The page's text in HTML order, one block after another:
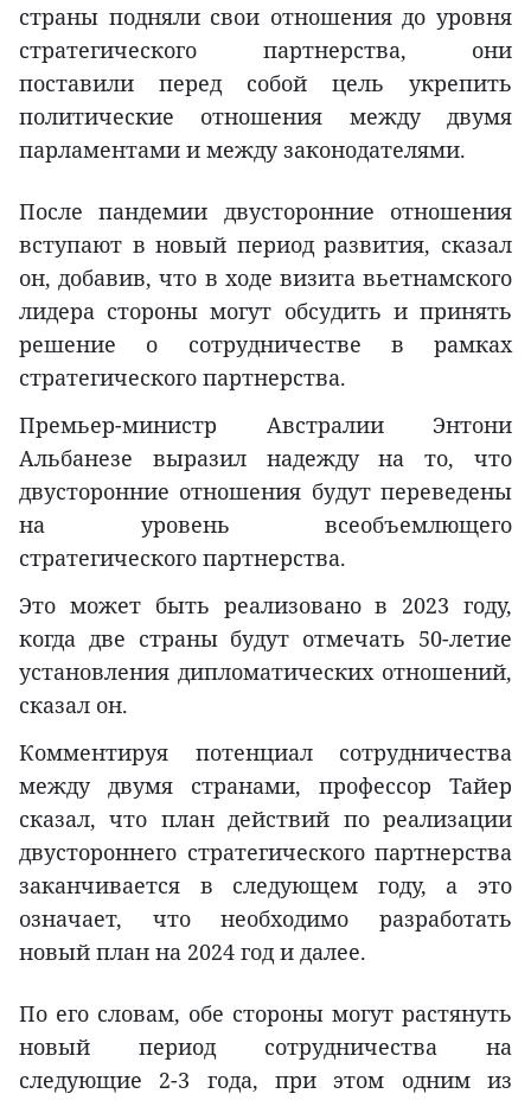
страны подняли свои отношения до уровня
стратегического партнерства, они
поставили перед собой цель укрепить
политические отношения между двумя
парламентами и между законодателями.
После пандемии двусторонние отношения
вступают в новый период развития, сказал
он, добавив, что в ходе визита вьетнамского
лидера стороны могут обсудить и принять
решение о сотрудничестве в рамках
стратегического партнерства.
Премьер-министр Австралии Энтони
Альбанезе выразил надежду на то, что
двусторонние отношения будут переведены
на уровень всеобъемлющего
стратегического партнерства.
Это может быть реализовано в 2023 году,
когда две страны будут отмечать 50-летие
установления дипломатических отношений,
сказал он.
Комментируя потенциал сотрудничества
между двумя странами, профессор Тайер
сказал, что план действий по реализации
двустороннего стратегического партнерства
заканчивается в следующем году, а это
означает, что необходимо разработать
новый план на 2024 год и далее.
По его словам, обе стороны могут растянуть
новый период сотрудничества на
следующие 2-3 года, при этом одним из